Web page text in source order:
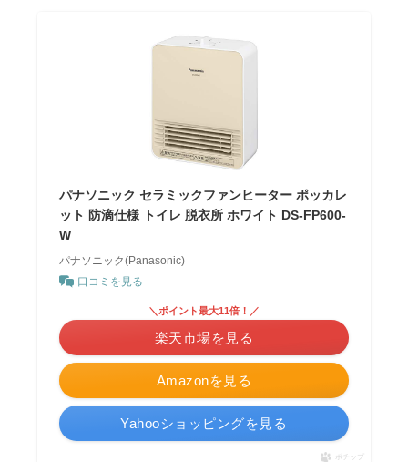
パナソニック セラミックファンヒーター ポッカレ
ット 防滴仕様 トイレ 脱衣所 ホワイト DS-FP600-
W
パナソニック(Panasonic)
口コミを見る
Amazonを見る
＼ポイント最大11倍！／
楽天市場を見る
Yahooショッピングを見る
ポチップ